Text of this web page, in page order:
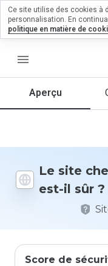
menu
Aperçu
Le site
est-il sûr ?
Score de
un
note entre
donneriez-
vous à ce
site ?
Ce site utilise des cookies à
personnalisation. En
politique en matière de